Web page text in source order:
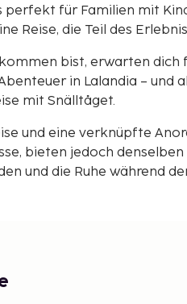
perfekt für Familien mit
Reise, die Teil des
bist, erwarten dich
in Lalandia – und
mit Snälltåget.
und eine verknüpfte
bieten jedoch
und die Ruhe während